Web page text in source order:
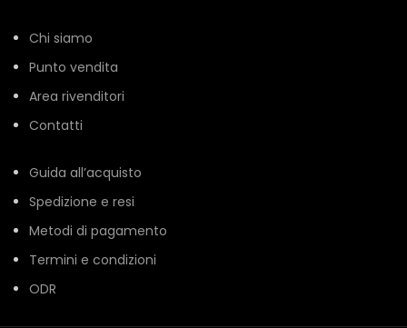
Chi siamo
Punto vendita
Area rivenditori
Contatti
Guida all’acquisto
Spedizione e resi
Metodi di pagamento
Termini e condizioni
ODR